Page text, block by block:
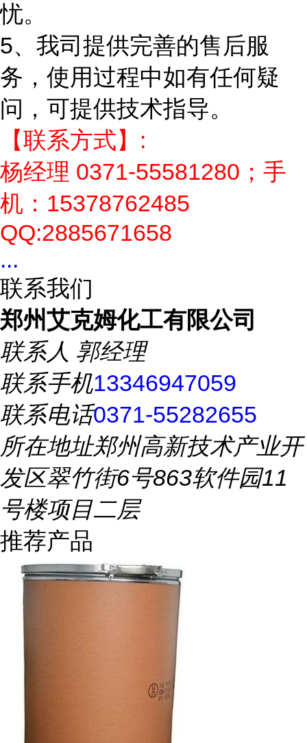
忧。
5、我司提供完善的售后服
务，使用过程中如有任何疑
问，可提供技术指导。
【联系方式】:
杨经理 0371-55581280；手
机：15378762485
QQ:2885671658
...
联系我们
郑州艾克姆化工有限公司
联系人 郭经理
联系手机13346947059
联系电话0371-55282655
所在地址郑州高新技术产业开
发区翠竹街6号863软件园11
号楼项目二层
推荐产品